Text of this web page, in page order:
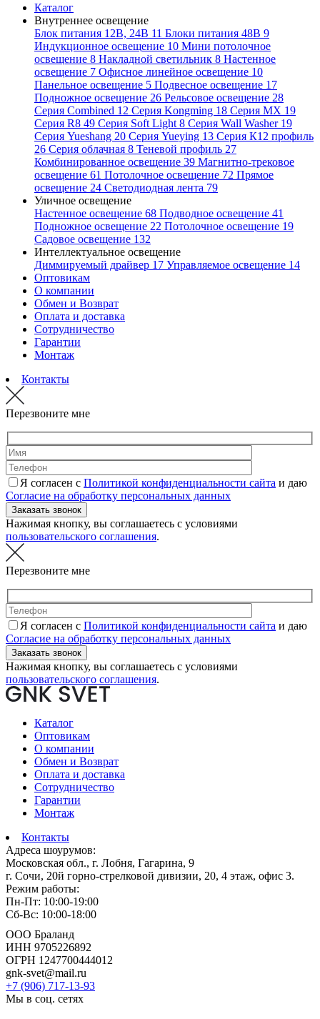
Каталог
Внутреннее освещение
Блок питания 12В, 24В 11 Блоки питания 48В 9
Индукционное освещение 10 Мини потолочное
освещение 8 Накладной светильник 8 Настенное
освещение 7 Офисное линейное освещение 10
Панельное освещение 5 Подвесное освещение 17
Подножное освещение 26 Рельсовое освещение 28
Серия Combined 12 Серия Kongming 18 Серия MX 19
Серия R8 49 Серия Soft Light 8 Серия Wall Washer 19
Серия Yueshang 20 Серия Yueying 13 Серия К12 профиль
26 Серия облачная 8 Теневой профиль 27
Комбинированное освещение 39 Магнитно-трековое
освещение 61 Потолочное освещение 72 Прямое
освещение 24 Светодиодная лента 79
Уличное освещение
Настенное освещение 68 Подводное освещение 41
Подножное освещение 22 Потолочное освещение 19
Садовое освещение 132
Интеллектуальное освещение
Диммируемый драйвер 17 Управляемое освещение 14
Оптовикам
О компании
Обмен и Возврат
Оплата и доставка
Сотрудничество
Гарантии
Монтаж
Контакты
Перезвоните мне
Я согласен с Политикой конфиденциальности сайта и даю
Согласие на обработку персональных данных
Нажимая кнопку, вы соглашаетесь с условиями
пользовательского соглашения.
Перезвоните мне
Я согласен с Политикой конфиденциальности сайта и даю
Согласие на обработку персональных данных
Нажимая кнопку, вы соглашаетесь с условиями
пользовательского соглашения.
Каталог
Оптовикам
О компании
Обмен и Возврат
Оплата и доставка
Сотрудничество
Гарантии
Монтаж
Контакты
Адреса шоурумов:
Московская обл., г. Лобня, Гагарина, 9
г. Сочи, 20й горно-стрелковой дивизии, 20, 4 этаж, офис 3.
Режим работы:
Пн-Пт: 10:00-19:00
Сб-Вс: 10:00-18:00
ООО Браланд
ИНН 9705226892
ОГРН 1247700444012
gnk-svet@mail.ru
+7 (906) 717-13-93
Мы в соц. сетях